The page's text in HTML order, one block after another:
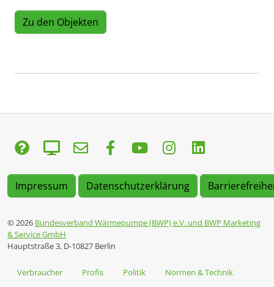
Zu den Objekten
Impressum Datenschutzerklärung
© 2026 Bundesverband Wärmepumpe (BWP) e.V. und BWP Marketing
& Service GmbH
Hauptstraße 3, D-10827 Berlin
Verbraucher Profis Politik Normen & Technik